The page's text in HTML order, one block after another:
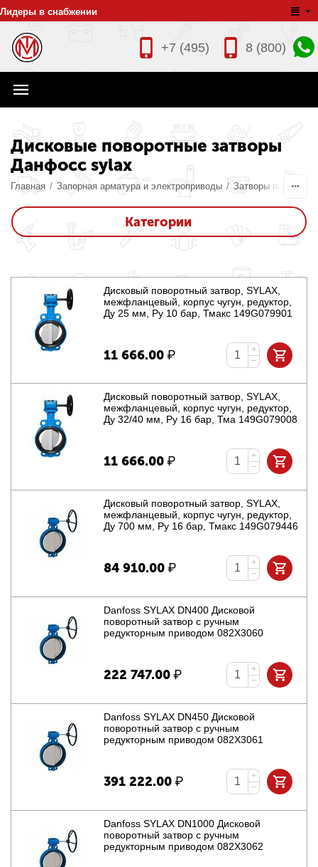
Лидеры в снабжении
8 (800)
+7 (495)
Дисковые поворотные затворы
Данфосс sylax
Главная / Запорная арматура и электроприводы / Затворы
Категории
Дисковый поворотный затвор, SYLAX,
межфланцевый, корпус чугун, редуктор,
Ду 25 мм, Ру 10 бар, Тмакс 149G079901
11 666.00₽
+
−
Дисковый поворотный затвор, SYLAX,
межфланцевый, корпус чугун, редуктор,
Ду 32/40 мм, Ру 16 бар, Тма 149G079008
11 666.00₽
+
−
Дисковый поворотный затвор, SYLAX,
межфланцевый, корпус чугун, редуктор,
Ду 700 мм, Ру 16 бар, Тмакс 149G079446
84 910.00₽
+
−
Danfoss SYLAX DN400 Дисковой
поворотный затвор с ручным
редукторным приводом 082X3060
222 747.00₽
+
−
Danfoss SYLAX DN450 Дисковой
поворотный затвор с ручным
редукторным приводом 082X3061
391 222.00₽
+
−
Danfoss SYLAX DN1000 Дисковой
поворотный затвор с ручным
редукторным приводом 082X3062